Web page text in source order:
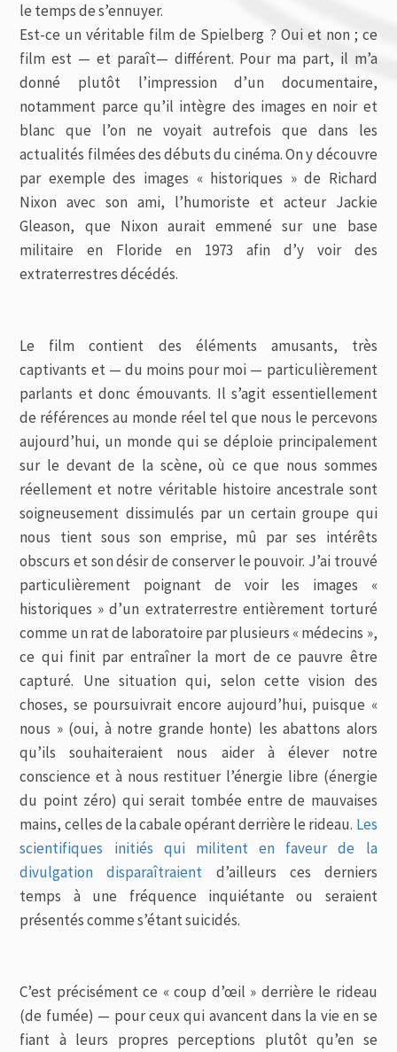
le temps de s’ennuyer.
Est-ce un véritable film de Spielberg ? Oui et non ; ce
film est — et paraît— différent. Pour ma part, il m’a
donné plutôt l’impression d’un documentaire,
notamment parce qu’il intègre des images en noir et
blanc que l’on ne voyait autrefois que dans les
actualités filmées des débuts du cinéma. On y découvre
par exemple des images « historiques » de Richard
Nixon avec son ami, l’humoriste et acteur Jackie
Gleason, que Nixon aurait emmené sur une base
militaire en Floride en 1973 afin d’y voir des
extraterrestres décédés.
Le film contient des éléments amusants, très
captivants et — du moins pour moi — particulièrement
parlants et donc émouvants. Il s’agit essentiellement
de références au monde réel tel que nous le percevons
aujourd’hui, un monde qui se déploie principalement
sur le devant de la scène, où ce que nous sommes
réellement et notre véritable histoire ancestrale sont
soigneusement dissimulés par un certain groupe qui
nous tient sous son emprise, mû par ses intérêts
obscurs et son désir de conserver le pouvoir. J’ai trouvé
particulièrement poignant de voir les images «
historiques » d’un extraterrestre entièrement torturé
comme un rat de laboratoire par plusieurs « médecins »,
ce qui finit par entraîner la mort de ce pauvre être
capturé. Une situation qui, selon cette vision des
choses, se poursuivrait encore aujourd’hui, puisque «
nous » (oui, à notre grande honte) les abattons alors
qu’ils souhaiteraient nous aider à élever notre
conscience et à nous restituer l’énergie libre (énergie
du point zéro) qui serait tombée entre de mauvaises
mains, celles de la cabale opérant derrière le rideau. Les
scientifiques initiés qui militent en faveur de la
divulgation disparaîtraient d’ailleurs ces derniers
temps à une fréquence inquiétante ou seraient
présentés comme s’étant suicidés.
C’est précisément ce « coup d’œil » derrière le rideau
(de fumée) — pour ceux qui avancent dans la vie en se
fiant à leurs propres perceptions plutôt qu’en se